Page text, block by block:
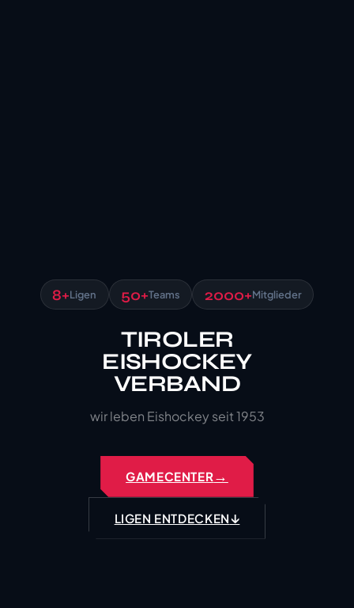
8+Ligen 50+Teams 2000+Mitglieder
TIROLER
EISHOCKEY
VERBAND
wir leben Eishockey seit 1953
GAMECENTER→
LIGEN ENTDECKEN ↓